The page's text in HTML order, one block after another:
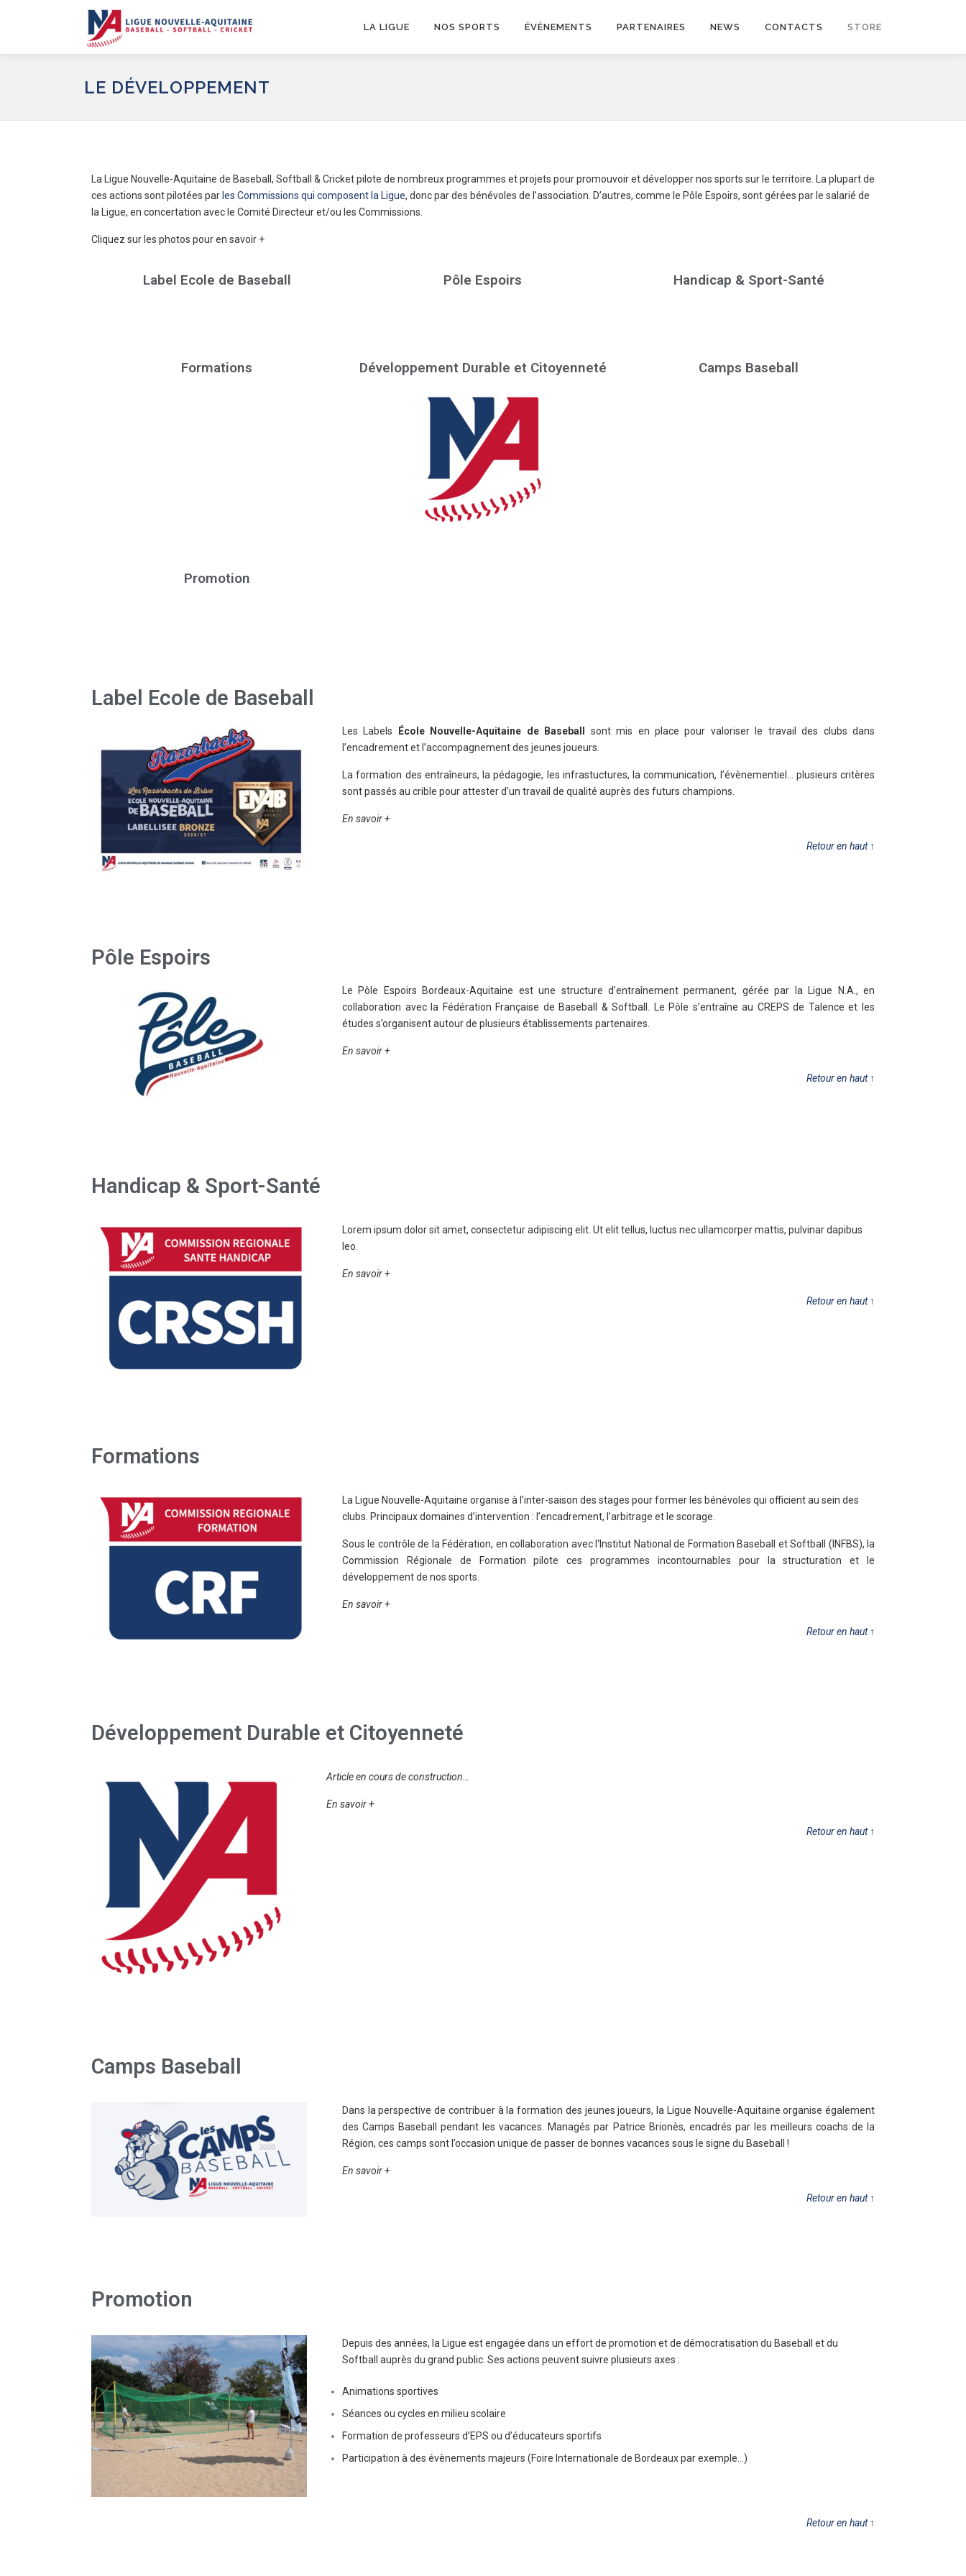
LA LIGUE NOS SPORTS ÉVÈNEMENTS PARTENAIRES NEWS CONTACTS STORE
LE DÉVELOPPEMENT
La Ligue Nouvelle-Aquitaine de Baseball, Softball & Cricket pilote de nombreux programmes et projets pour promouvoir et développer nos sports sur le territoire. La plupart de
ces actions sont pilotées par les Commissions qui composent la Ligue, donc par des bénévoles de l’association. D’autres, comme le Pôle Espoirs, sont gérées par le salarié de
la Ligue, en concertation avec le Comité Directeur et/ou les Commissions.
Cliquez sur les photos pour en savoir +
Label Ecole de Baseball Pôle Espoirs Handicap & Sport-Santé
Formations Développement Durable et Citoyenneté Camps Baseball
Promotion
Label Ecole de Baseball
Les Labels École Nouvelle-Aquitaine de Baseball
sont mis en place pour valoriser le travail des clubs dans
l’encadrement et l’accompagnement des jeunes joueurs.
La formation des entraîneurs, la pédagogie, les infrastuctures, la communication, l’évènementiel… plusieurs critères
sont passés au crible pour attester d’un travail de qualité auprès des futurs champions.
En savoir +
Retour en haut ↑
Pôle Espoirs
Le Pôle Espoirs Bordeaux-Aquitaine est une structure d’entraînement permanent, gérée par la Ligue N.A., en
collaboration avec la Fédération Française de Baseball & Softball. Le Pôle s’entraîne au CREPS de Talence et les
études s’organisent autour de plusieurs établissements partenaires.
En savoir +
Retour en haut ↑
Handicap & Sport-Santé
Lorem ipsum dolor sit amet, consectetur adipiscing elit. Ut elit tellus, luctus nec ullamcorper mattis, pulvinar dapibus
leo.
En savoir +
Retour en haut ↑
Formations
La Ligue Nouvelle-Aquitaine organise à l’inter-saison des stages pour former les bénévoles qui officient au sein des
clubs. Principaux domaines d’intervention : l’encadrement, l’arbitrage et le scorage.
Sous le contrôle de la Fédération, en collaboration avec l‘Institut National de Formation Baseball et Softball (INFBS), la
Commission Régionale de Formation pilote ces programmes incontournables pour la structuration et le
développement de nos sports.
En savoir +
Retour en haut ↑
Développement Durable et Citoyenneté
Article en cours de construction…
En savoir +
Retour en haut ↑
Camps Baseball
Dans la perspective de contribuer à la formation des jeunes joueurs, la Ligue Nouvelle-Aquitaine organise également
des Camps Baseball pendant les vacances. Managés par Patrice Brionès, encadrés par les meilleurs coachs de la
Région, ces camps sont l’occasion unique de passer de bonnes vacances sous le signe du Baseball !
En savoir +
Retour en haut ↑
Promotion
Depuis des années, la Ligue est engagée dans un effort de promotion et de démocratisation du Baseball et du
Softball auprès du grand public. Ses actions peuvent suivre plusieurs axes :
Animations sportives
Séances ou cycles en milieu scolaire
Formation de professeurs d’EPS ou d’éducateurs sportifs
Participation à des évènements majeurs (Foire Internationale de Bordeaux par exemple…)
Retour en haut ↑